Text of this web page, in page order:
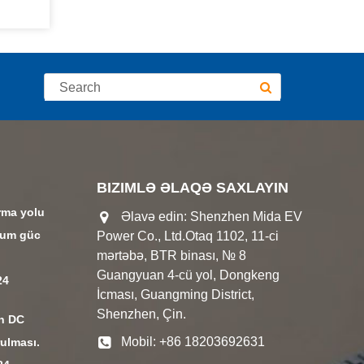
yolu
güc
DC
BIZIMLƏ ƏLAQƏ SAXLAYIN
Əlavə edin: Shenzhen Mida EV
Power Co., Ltd.Otaq 1102, 11-ci
mərtəbə, BTR binası, № 8
Guangyuan 4-cü yol, Dongkeng
İcması, Guangming District,
Shenzhen, Çin.
Mobil: +86 18203692631